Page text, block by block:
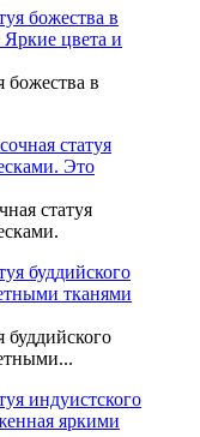
божества в
статуя
буддийского